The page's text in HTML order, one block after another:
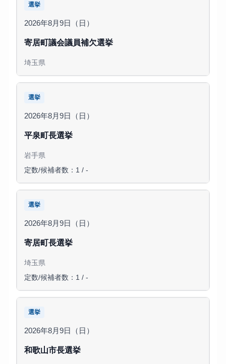
選挙
2026年8月9日（日）
寄居町議会議員補欠選挙
埼玉県
選挙
2026年8月9日（日）
平泉町長選挙
岩手県
定数/候補者数：1 / -
選挙
2026年8月9日（日）
寄居町長選挙
埼玉県
定数/候補者数：1 / -
選挙
2026年8月9日（日）
和歌山市長選挙